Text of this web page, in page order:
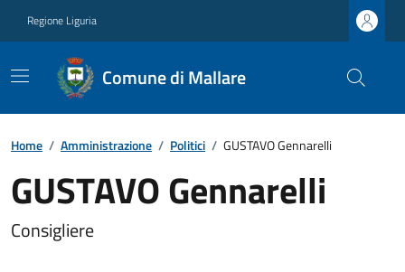
Regione Liguria
Comune di Mallare
Home / Amministrazione / Politici / GUSTAVO Gennarelli
GUSTAVO Gennarelli
Consigliere